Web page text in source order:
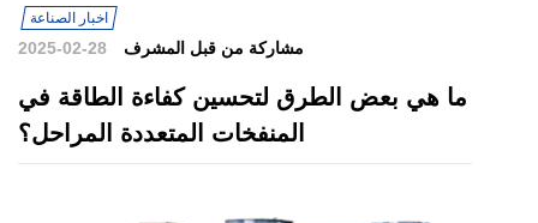
اخبار الصناعة
2025-02-28 مشاركة من قبل المشرف
ما هي بعض الطرق لتحسين كفاءة الطاقة في
المنفخات المتعددة المراحل؟